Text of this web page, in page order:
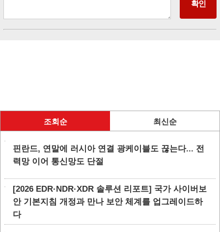
조회순 최신순
핀란드, 연말에 러시아 연결 광케이블도 끊는다... 전
력망 이어 통신망도 단절
[2026 EDR·NDR·XDR 솔루션 리포트] 국가 사이버보
안 기본지침 개정과 만나 보안 체계를 업그레이드하
다